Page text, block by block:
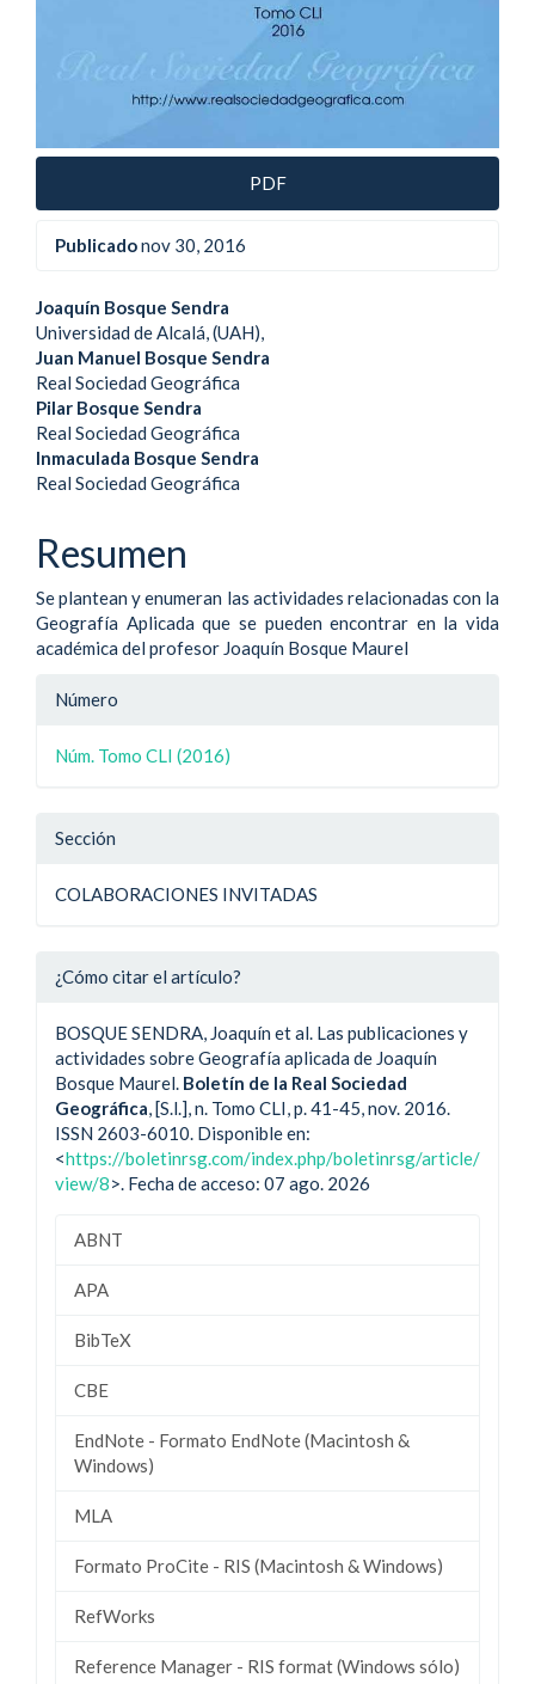
PDF
Publicadonov 30, 2016
Contenido
principal
del
artículo
Joaquín Bosque Sendra
Universidad de Alcalá, (UAH),
Juan Manuel Bosque Sendra
Real Sociedad Geográfica
Pilar Bosque Sendra
Real Sociedad Geográfica
Inmaculada Bosque Sendra
Real Sociedad Geográfica
Resumen
Se plantean y enumeran las actividades relacionadas con la
Geografía Aplicada que se pueden encontrar en la vida
académica del profesor Joaquín Bosque Maurel
Detalle
artículo
Número
Núm. Tomo CLI (2016)
Sección
COLABORACIONES INVITADAS
¿Cómo citar el artículo?
BOSQUE SENDRA, Joaquín et al. Las publicaciones y
actividades sobre Geografía aplicada de Joaquín
Bosque Maurel. Boletín de la Real Sociedad
Geográfica, [S.l.], n. Tomo CLI, p. 41-45, nov. 2016.
ISSN 2603-6010. Disponible en:
<https://boletinrsg.com/index.php/boletinrsg/article/
view/8>. Fecha de acceso: 07 ago. 2026
ABNT
APA
BibTeX
CBE
EndNote - Formato EndNote (Macintosh &
Windows)
MLA
Formato ProCite - RIS (Macintosh & Windows)
RefWorks
Reference Manager - RIS format (Windows sólo)